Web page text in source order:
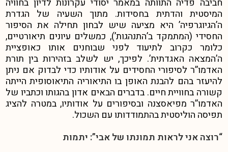
חביבה פדיה התוותה במאמר יסודי עקרונות לדיון בחוויה
המיסטית והדתית בחסידות. מתוך השעיה של הגדרת
ה’הגיוגרפיה’ היא מציעה שיש לבחון תחילה את הסיפור
החסידי (המתמקד ב’התנהגות’), כמשלים עיונים תיאורטיים,
כלומר כקרוב לתיעוד לפני שבוחנים אותו כאופציית
ה’המצאה האגדתית’. לפיכך, יש לשלב בזהירות בין תורת
האדמו”ר לסיפורי החסידים על אודותיו כדי לבדוק אם ניתן
להיעזר בהם להבנת האופן בו התיאוריה התיאוסופית הייתה
קשורה בחוויית חיים. בדברים הבאים אדון בהגותו וכתביו של
האדמו”ר מפיאסצנה ובסיפורים על אודותיו, במטרה להציג
תפיסה הוליסטית בהתמודדותו עם השכול.
“רוצה אני לראות תמונתו של אבי”: יתמות